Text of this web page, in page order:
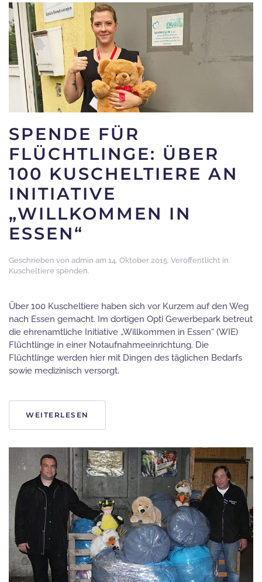
SPENDE FÜR
FLÜCHTLINGE: ÜBER
100 KUSCHELTIERE AN
INITIATIVE
„WILLKOMMEN IN
ESSEN“
Geschrieben von admin am 14. Oktober 2015. Veröffentlicht in
Kuscheltiere spenden.
Über 100 Kuscheltiere haben sich vor Kurzem auf den Weg
nach Essen gemacht. Im dortigen Opti Gewerbepark betreut
die ehrenamtliche Initiative „Willkommen in Essen“ (WIE)
Flüchtlinge in einer Notaufnahmeeinrichtung. Die
Flüchtlinge werden hier mit Dingen des täglichen Bedarfs
sowie medizinisch versorgt.
WEITERLESEN